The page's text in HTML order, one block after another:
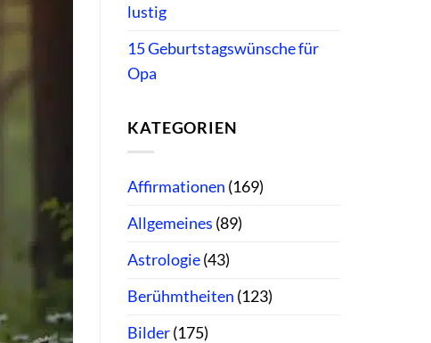
lustig
15 Geburtstagswünsche für
Opa
KATEGORIEN
Affirmationen (169)
Allgemeines (89)
Astrologie(43)
Berühmtheiten (123)
Bilder(175)